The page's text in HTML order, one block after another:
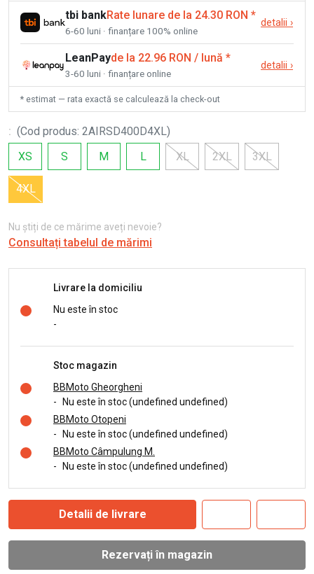
tbi bankRate lunare de la 24.30 RON *
6-60 luni · finanțare 100% online
detalii ›
LeanPayde la 22.96 RON / lună *
3-60 luni · finanțare online
detalii ›
* estimat — rata exactă se calculează la check-out
: (Cod produs: 2AIRSD400D4XL)
XS
S M L XL 2XL 3XL
4XL
Nu știți de ce mărime aveți nevoie?
Consultați tabelul de mărimi
Livrare la domiciliu
Nu este în stoc
-
Stoc magazin
BBMoto Gheorgheni
-
Nu este în stoc (undefined undefined)
BBMoto Otopeni
-
Nu este în stoc (undefined undefined)
BBMoto Câmpulung M.
-
Nu este în stoc (undefined undefined)
Detalii de livrare
Rezervați în magazin